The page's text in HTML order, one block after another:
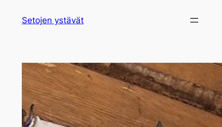
sisältöön
Setojen ystävät